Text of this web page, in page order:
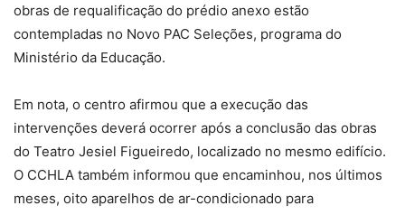
obras de requalificação do prédio anexo estão
contempladas no Novo PAC Seleções, programa do
Ministério da Educação.
Em nota, o centro afirmou que a execução das
intervenções deverá ocorrer após a conclusão das obras
do Teatro Jesiel Figueiredo, localizado no mesmo edifício.
O CCHLA também informou que encaminhou, nos últimos
meses, oito aparelhos de ar-condicionado para